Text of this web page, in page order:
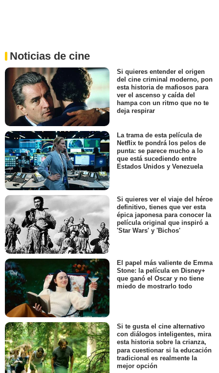
Noticias de cine
Si quieres entender el origen
del cine criminal moderno, pon
esta historia de mafiosos para
ver el ascenso y caída del
hampa con un ritmo que no te
deja respirar
La trama de esta película de
Netflix te pondrá los pelos de
punta: se parece mucho a lo
que está sucediendo entre
Estados Unidos y Venezuela
Si quieres ver el viaje del héroe
definitivo, tienes que ver esta
épica japonesa para conocer la
película original que inspiró a
'Star Wars' y 'Bichos'
El papel más valiente de Emma
Stone: la película en Disney+
que ganó el Oscar y no tiene
miedo de mostrarlo todo
Si te gusta el cine alternativo
con diálogos inteligentes, mira
esta historia sobre la crianza,
para cuestionar si la educación
tradicional es realmente la
mejor opción